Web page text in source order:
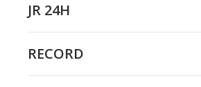
JR 24H
RECORD